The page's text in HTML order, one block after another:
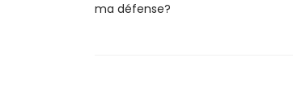
ma défense?